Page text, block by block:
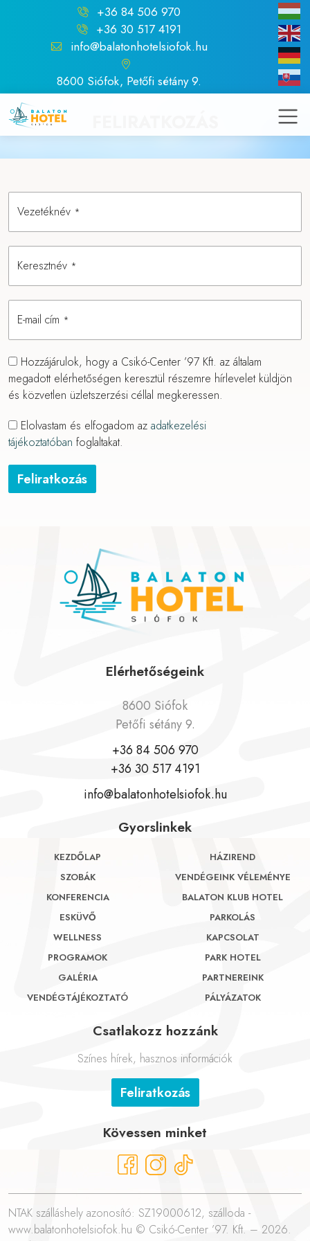
+36 84 506 970
+36 30 517 4191
info@balatonhotelsiofok.hu
8600 Siófok, Petőfi sétány 9.
Vezetéknév *
Keresztnév *
E-mail cím *
Hozzájárulok, hogy a Csikó-Center ’97 Kft. az általam
megadott elérhetőségen keresztül részemre hírlevelet küldjön
és közvetlen üzletszerzési céllal megkeressen.
Elolvastam és elfogadom az adatkezelési
tájékoztatóban foglaltakat.
Feliratkozás
Elérhetőségeink
8600 Siófok
Petőfi sétány 9.
+36 84 506 970
+36 30 517 4191
info@balatonhotelsiofok.hu
Gyorslinkek
KEZDŐLAP
SZOBÁK
KONFERENCIA
ESKÜVŐ
WELLNESS
PROGRAMOK
GALÉRIA
VENDÉGTÁJÉKOZTATÓ
HÁZIREND
VENDÉGEINK VÉLEMÉNYE
BALATON KLUB HOTEL
PARKOLÁS
KAPCSOLAT
PARK HOTEL
PARTNEREINK
PÁLYÁZATOK
Csatlakozz hozzánk
Színes hírek, hasznos információk
Feliratkozás
Kövessen minket
NTAK szálláshely azonosító: SZ19000612, szálloda -
www.balatonhotelsiofok.hu © Csikó-Center ’97. Kft. – 2026.